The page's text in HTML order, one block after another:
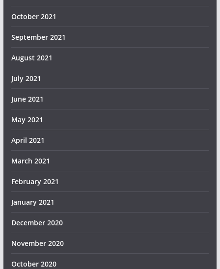
October 2021
September 2021
August 2021
July 2021
June 2021
May 2021
April 2021
March 2021
February 2021
January 2021
December 2020
November 2020
October 2020